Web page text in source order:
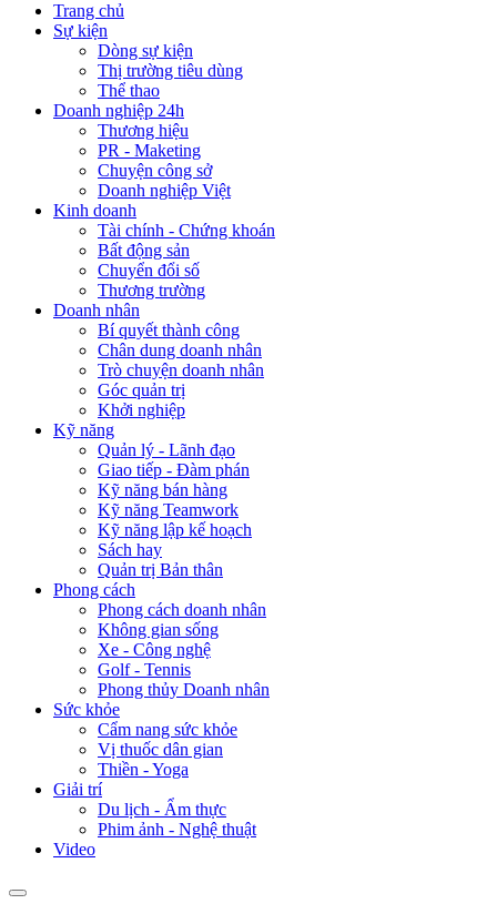
Trang chủ
Sự kiện
Dòng sự kiện
Thị trường tiêu dùng
Thể thao
Doanh nghiệp 24h
Thương hiệu
PR - Maketing
Chuyện công sở
Doanh nghiệp Việt
Kinh doanh
Tài chính - Chứng khoán
Bất động sản
Chuyển đổi số
Thương trường
Doanh nhân
Bí quyết thành công
Chân dung doanh nhân
Trò chuyện doanh nhân
Góc quản trị
Khởi nghiệp
Kỹ năng
Quản lý - Lãnh đạo
Giao tiếp - Đàm phán
Kỹ năng bán hàng
Kỹ năng Teamwork
Kỹ năng lập kế hoạch
Sách hay
Quản trị Bản thân
Phong cách
Phong cách doanh nhân
Không gian sống
Xe - Công nghệ
Golf - Tennis
Phong thủy Doanh nhân
Sức khỏe
Cẩm nang sức khỏe
Vị thuốc dân gian
Thiền - Yoga
Giải trí
Du lịch - Ẩm thực
Phim ảnh - Nghệ thuật
Video